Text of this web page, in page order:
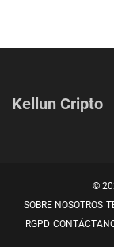
Kellun Cripto
©
SOBRE NOSOTROS
RGPD